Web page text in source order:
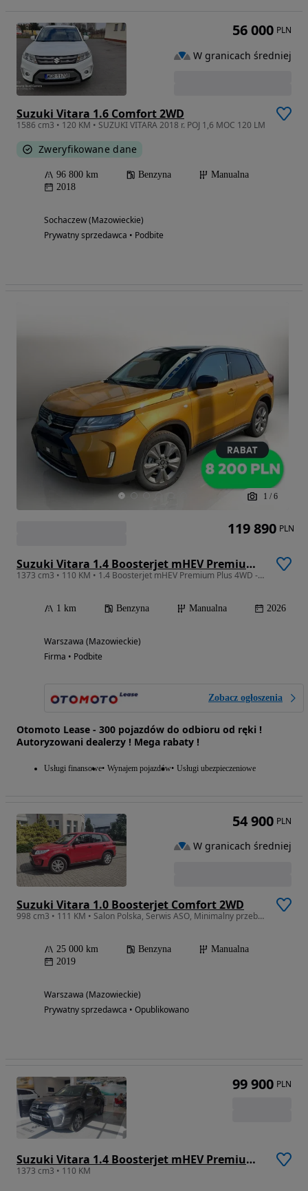
Suzuki Vitara 1.6 Comfort 2WD
1586 cm3 • 120 KM • SUZUKI VITARA 2018 r. POJ 1,6 MOC 120 LM
Zweryfikowane dane
96 800 km Benzyna
Manualna
2018
Sochaczew (Mazowieckie)
Prywatny sprzedawca • Podbite
56 000 PLN
W granicach średniej
1 / 6
Suzuki Vitara 1.4 Boosterjet mHEV Premium Plus 4WD
1373 cm3 • 110 KM • 1.4 Boosterjet mHEV Premium Plus 4WD - Od ręki !
1 km Benzyna Manualna 2026
Warszawa (Mazowieckie)
Firma • Podbite
Zobacz ogłoszenia
Otomoto Lease - 300 pojazdów do odbioru od ręki !
Autoryzowani dealerzy ! Mega rabaty !
Usługi finansowe Wynajem pojazdów Usługi ubezpieczeniowe
119 890 PLN
Suzuki Vitara 1.0 Boosterjet Comfort 2WD
998 cm3 • 111 KM • Salon Polska, Serwis ASO, Minimalny przebieg 25000 km
25 000 km Benzyna
Manualna
2019
Warszawa (Mazowieckie)
Prywatny sprzedawca • Opublikowano
54 900 PLN
W granicach średniej
Suzuki Vitara 1.4 Boosterjet mHEV Premium Plus 2WD
1373 cm3 • 110 KM
99 900 PLN